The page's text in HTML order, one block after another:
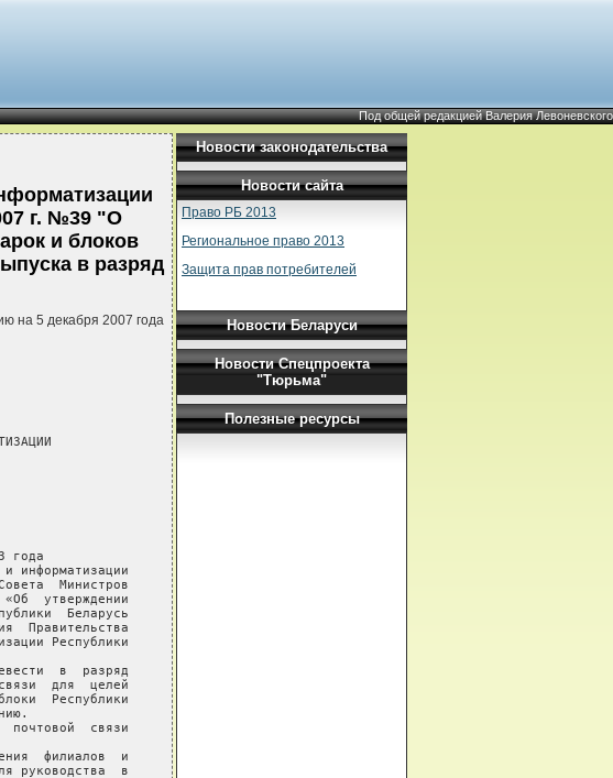
Под общей редакцией Валерия Левоневского
г. №39 "О
и блоков
в разряд
на 5 декабря 2007 года
¦      100       ¦
+-----+--------------------------------------------+----------------+ 
¦ 30  ¦125 лет со дня рождения Клумова             ¦      100       ¦
+-----+--------------------------------------------+----------------+ 
¦     ¦                  2002 год                  ¦                ¦
+-----+--------------------------------------------+----------------+ 
¦ 31  ¦Герб Борисова                               ¦      200       ¦
+-----+--------------------------------------------+----------------+ 
¦ 32  ¦Слалом                                      ¦      300       ¦
+-----+--------------------------------------------+----------------+ 
¦ 33  ¦Парное фигурное катание                     ¦      300       ¦
+-----+--------------------------------------------+----------------+ 
¦ 34  ¦Биатлон                                     ¦      500       ¦
+-----+--------------------------------------------+----------------+ 
¦ 35  ¦Прыжки с трамплина                          ¦      500       ¦
+-----+--------------------------------------------+----------------+ 
¦ 36  ¦Блок "ХIХ зимние Олимпийские игры"          ¦      2000      ¦
+-----+--------------------------------------------+----------------+ 
¦ 37  ¦Рыжий лесной муравей                        ¦      200       ¦
+-----+--------------------------------------------+----------------+ 
¦ 38  ¦Блок. Рыжий лесной муравей                  ¦      1000      ¦
+-----+--------------------------------------------+----------------+ 
¦ 39  ¦Малый лист "Рыжий лесной муравей" (4 марки и¦      2400      ¦
¦     ¦2 купона в книжке)                          ¦                ¦
+-----+--------------------------------------------+----------------+ 
¦ 40  ¦Клоун                                       ¦      400       ¦
+-----+--------------------------------------------+----------------+ 
¦ 41  ¦Цирковая лошадь                             ¦      500       ¦
+-----+--------------------------------------------+----------------+ 
¦ 42  ¦120 лет со дня рождения Я.Купалы            ¦      100       ¦
+-----+--------------------------------------------+----------------+ 
¦ 43  ¦120 лет со дня рождения Я.Коласа            ¦      100       ¦
+-----+--------------------------------------------+----------------+ 
¦ 44  ¦Блок.120  лет  со дня рождения Я.Купалы и Я.¦      1000      ¦
¦     ¦Коласа                                      ¦                ¦
+-----+--------------------------------------------+----------------+ 
¦ 45  ¦Картинг                                     ¦       90       ¦
+-----+--------------------------------------------+----------------+ 
¦ 46  ¦Авиамоделизм                                ¦      230       ¦
+-----+--------------------------------------------+----------------+ 
¦ 47  ¦Блок "П
Новости законодательства
Новости сайта
Право РБ 2013
Региональное право 2013
Защита прав потребителей
Новости Беларуси
Новости Спецпроекта
"Тюрьма"
Полезные ресурсы